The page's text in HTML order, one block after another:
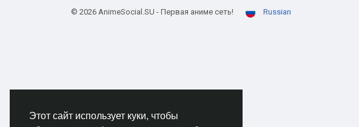
Этот сайт использует куки, чтобы
© 2026 AnimeSocial.SU - Первая аниме сеть! Russian